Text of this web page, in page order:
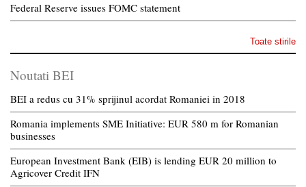
Federal Reserve issues FOMC statement
Toate stirile
Noutati BEI
BEI a redus cu 31% sprijinul acordat Romaniei in 2018
Romania implements SME Initiative: EUR 580 m for Romanian
businesses
European Investment Bank (EIB) is lending EUR 20 million to
Agricover Credit IFN